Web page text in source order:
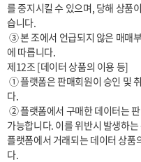
를 중지시킬 수 있으며, 당해 상품
습니다.
에 따릅니다.
제12조 [데이터 상품의 이용 등]
다.
가능합니다. 이를 위반시 발생하
플랫폼에서 거래되는 데이터 상품
다.